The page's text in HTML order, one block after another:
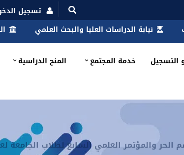
تسجيل
نيابة الدراسات العليا والبحث العلمي
التسجيل خدمة المجتمع المنح الدراسية
والمؤتمر العلمي السابع لطلاب الجامعة لعام